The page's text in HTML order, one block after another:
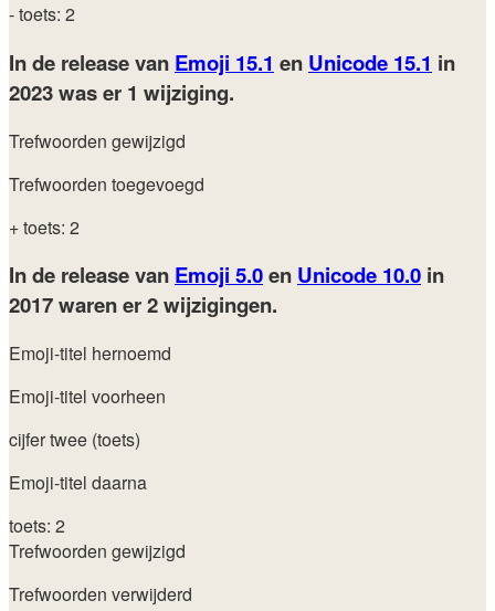
- toets: 2
In de release van Emoji 15.1 en Unicode 15.1 in
2023was er 1 wijziging.
Trefwoorden gewijzigd
Trefwoorden toegevoegd
+ toets: 2
In de release van Emoji 5.0en Unicode 10.0 in
2017waren er 2 wijzigingen.
Emoji-titel hernoemd
Emoji-titel voorheen
cijfer twee (toets)
Emoji-titel daarna
toets: 2
Trefwoorden gewijzigd
Trefwoorden verwijderd